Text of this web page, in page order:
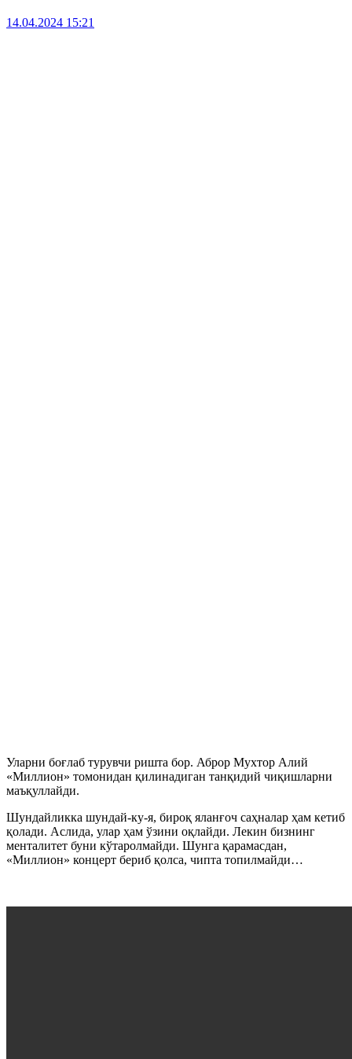
14.04.2024 15:21
Уларни боғлаб турувчи ришта бор. Аброр Мухтор Алий
«Миллион» томонидан қилинадиган танқидий чиқишларни
маъқуллайди.
Шундайликка шундай-ку-я, бироқ яланғоч саҳналар ҳам кетиб
қолади. Аслида, улар ҳам ўзини оқлайди. Лекин бизнинг
менталитет буни кўтаролмайди. Шунга қарамасдан,
«Миллион» концерт бериб қолса, чипта топилмайди…